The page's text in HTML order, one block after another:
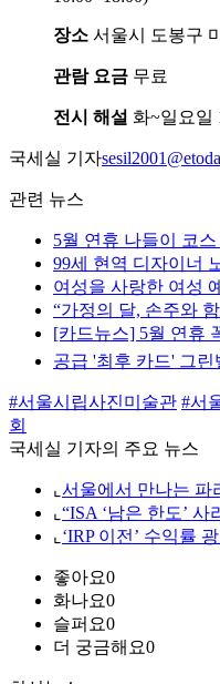
장소 서울시 도봉구
관람 요금 무료
전시 해설 화~일요일
국세실 기자
관련 뉴스
5월 연휴 나들이 코
99세 현역 디자이너
여성을 사랑한 여성
“가정의 달, 손주와
[카드뉴스] 5월 연휴
공급 '최후 카드' 그
#서울시립사진미술관 #서
회
국세실 기자의 주요 뉴스
⌞ 서울에서 만나는 파
⌞ “ISA ‘남은 한도’
⌞ ‘IRP 이전’ 수익률
좋아요0
화나요0
슬퍼요0
더 궁금해요0